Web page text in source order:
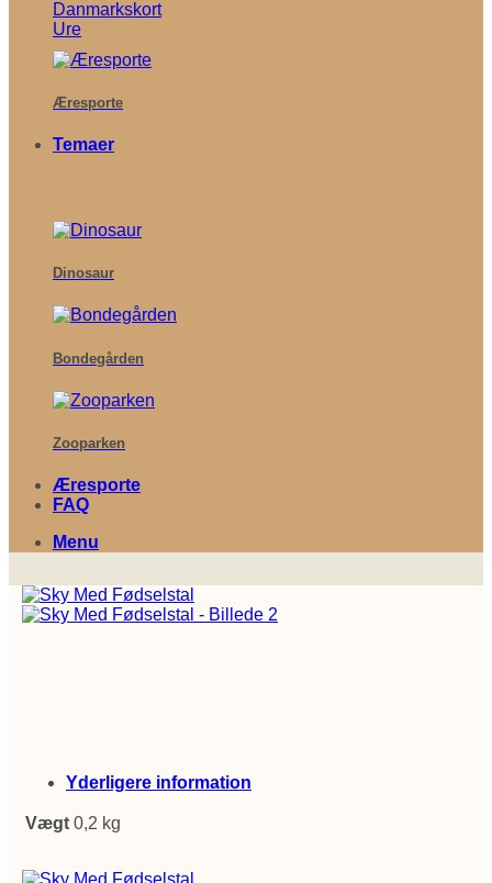
Danmarkskort
Ure
Æresporte
Temaer
Dinosaur
Bondegården
Zooparken
Æresporte
FAQ
Menu
Yderligere information
Vægt 0,2 kg